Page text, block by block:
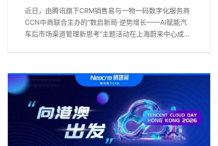
近日，由腾讯旗下CRM销售易与一物一码数字化服务商
CCN中商联合主办的“数启新局·逆势增长——AI赋能汽
车后市场渠道管理新思考”主题活动在上海蔚来中心成功
境中实现逆势增长。 随着汽车后市场竞争加剧，传统渠
道管理面临成本高、效率低、货品流转监管难、一线业
务人员效能不足等挑战。销售易首席方案顾问陈晓东以
“数智化破局：AI驱动汽配后市场客户经营与业绩增长新
路径”为主题进行了分享。 针对汽车后市场的业务痛点，
陈晓东认为AI的价值不在于提供“偶尔帮忙”的工具，而在